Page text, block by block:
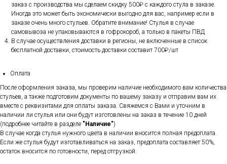
заказ с производства мы сделаем скидку 500₽ с каждого стула в заказе.
Иногда это может быть экономически выгодно для вас, например если в
заказе очень много стульев. Обратите внимание! Стулья в случае
самовывоза не упаковываются в гофрокороб, а только в пакеты ПВД
В случае осуществления доставки в регионы, не включенные в список
бесплатной доставки, стоимость доставки составит 700₽/шт
Оплата
После оформления заказа, мы проверим наличие необходимого вам количества
стульев, а также подготовим документы по вашему заказу и отправим вам их
вместе с реквизитами для оплаты заказа. Свяжемся с Вами и уточним в
наличии ли стулья или они будут изготовлены на заказ в течение 10 дней
(подробнее читайте в разделе "Наличие")
В случае когда стулья нужного цвета в наличии вносится полная предоплата.
Если же стулья будут изготавливаться на заказ, предоплата составляет 50%,
остаток вносится по готовности, перед отгрузкой.